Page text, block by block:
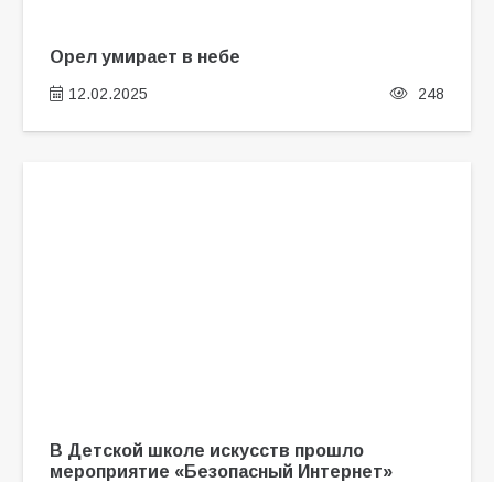
Орел умирает в небе
12.02.2025 248
В Детской школе искусств прошло
мероприятие «Безопасный Интернет»